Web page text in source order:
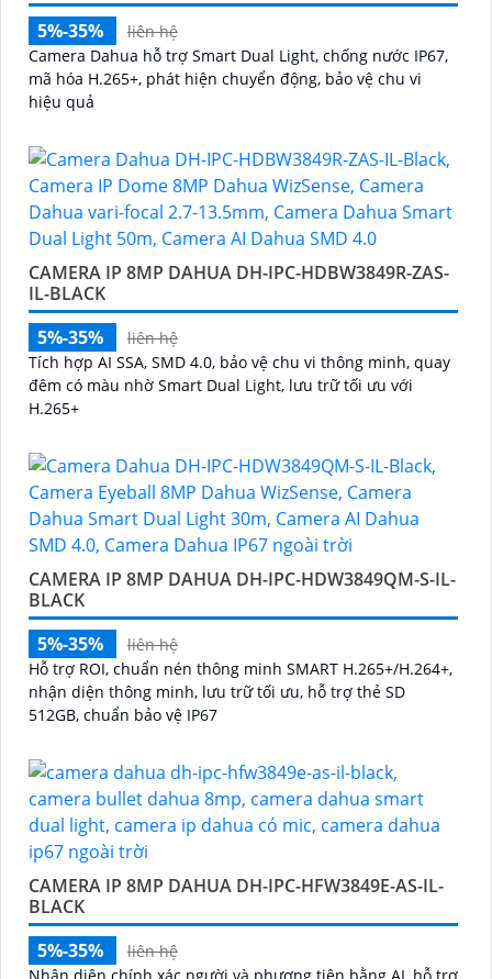
5%-35%
liên hệ
Camera Dahua hỗ trợ Smart Dual Light, chống nước IP67,
mã hóa H.265+, phát hiện chuyển động, bảo vệ chu vi
hiệu quả
CAMERA IP 8MP DAHUA DH-IPC-HDBW3849R-ZAS-
IL-BLACK
5%-35%
liên hệ
Tích hợp AI SSA, SMD 4.0, bảo vệ chu vi thông minh, quay
đêm có màu nhờ Smart Dual Light, lưu trữ tối ưu với
H.265+
CAMERA IP 8MP DAHUA DH-IPC-HDW3849QM-S-IL-
BLACK
5%-35%
liên hệ
Hỗ trợ ROI, chuẩn nén thông minh SMART H.265+/H.264+,
nhận diện thông minh, lưu trữ tối ưu, hỗ trợ thẻ SD
512GB, chuẩn bảo vệ IP67
CAMERA IP 8MP DAHUA DH-IPC-HFW3849E-AS-IL-
BLACK
5%-35%
liên hệ
Nhận diện chính xác người và phương tiện bằng AI, hỗ trợ